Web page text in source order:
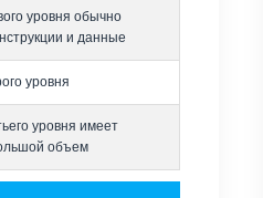
уровня обычно
и данные
уровня
уровня имеет
объем